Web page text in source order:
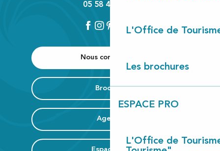
L'Office de
Les brochures
ESPACE PRO
L'Office de
Nous contacter
Brochure
Agenda
05 58 42 89 80